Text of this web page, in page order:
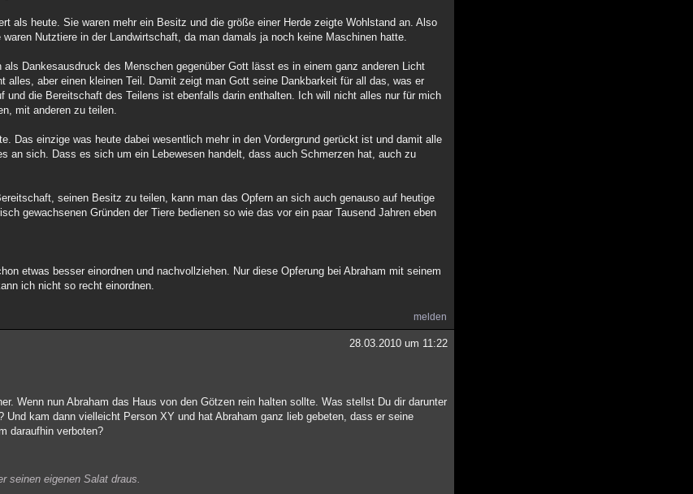
als heute. Sie waren mehr ein Besitz und die größe einer Herde zeigte Wohlstand an. Also
Nutztiere in der Landwirtschaft, da man damals ja noch keine Maschinen hatte.
Dankesausdruck des Menschen gegenüber Gott lässt es in einem ganz anderen Licht
aber einen kleinen Teil. Damit zeigt man Gott seine Dankbarkeit für all das, was er
und die Bereitschaft des Teilens ist ebenfalls darin enthalten. Ich will nicht alles nur für mich
mit anderen zu teilen.
Das einzige was heute dabei wesentlich mehr in den Vordergrund gerückt ist und damit alle
an sich. Dass es sich um ein Lebewesen handelt, dass auch Schmerzen hat, auch zu
seinen Besitz zu teilen, kann man das Opfern an sich auch genauso auf heutige
gewachsenen Gründen der Tiere bedienen so wie das vor ein paar Tausend Jahren eben
etwas besser einordnen und nachvollziehen. Nur diese Opferung bei Abraham mit seinem
ich nicht so recht einordnen.
melden
28.03.2010 um 11:22
Wenn nun Abraham das Haus von den Götzen rein halten sollte. Was stellst Du dir darunter
kam dann vielleicht Person XY und hat Abraham ganz lieb gebeten, dass er seine
daraufhin verboten?
seinen eigenen Salat draus.